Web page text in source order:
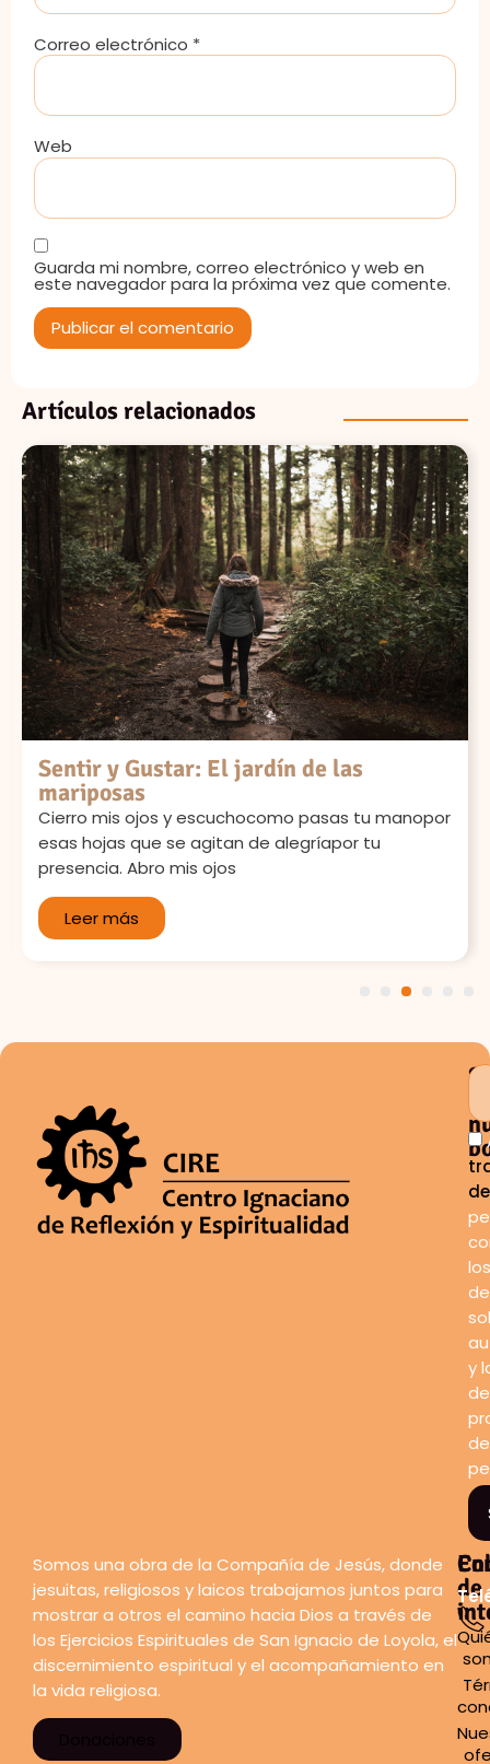
Correo electrónico *
Web
Guarda mi nombre, correo electrónico y web en
este navegador para la próxima vez que comente.
Artículos relacionados
Sentir y Gustar: El jardín de las
mariposas
Cierro mis ojos y escuchocomo pasas tu manopor
esas hojas que se agitan de alegríapor tu
presencia. Abro mis ojos
Leer más
6
a
y
de
Somos una obra de la Compañía de Jesús, donde
jesuitas, religiosos y laicos trabajamos juntos para
mostrar a otros el camino hacia Dios a través de
los Ejercicios Espirituales de San Ignacio de Loyola, el
discernimiento espiritual y el acompañamiento en
la vida religiosa.
de